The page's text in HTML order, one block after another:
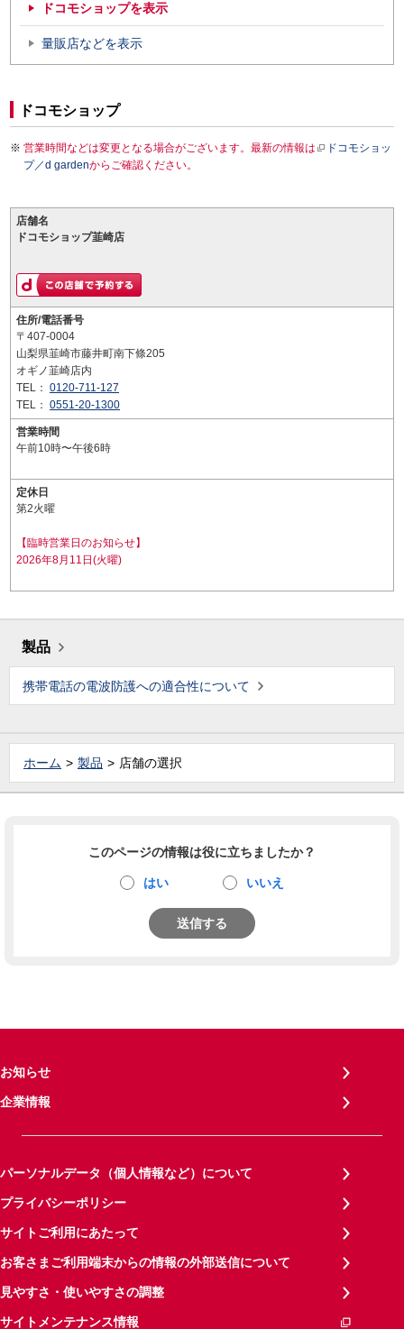
ドコモショップを表示
量販店などを表示
ドコモショップ
営業時間などは変更となる場合がございます。最新の情報は
ドコモショッ
プ／d gardenからご確認ください。
店舗名
ドコモショップ韮崎店
住所/電話番号
〒407-0004
山梨県韮崎市藤井町南下條205
オギノ韮崎店内
TEL： 0120-711-127
TEL： 0551-20-1300
営業時間
午前10時〜午後6時
定休日
第2火曜
【臨時営業日のお知らせ】
2026年8月11日(火曜)
製品
携帯電話の電波防護への適合性について
ホーム 製品 店舗の選択
このページの情報は役に立ちましたか？
はい いいえ
送信する
お知らせ
企業情報
パーソナルデータ（個人情報など）について
プライバシーポリシー
サイトご利用にあたって
お客さまご利用端末からの情報の外部送信について
見やすさ・使いやすさの調整
サイトメンテナンス情報